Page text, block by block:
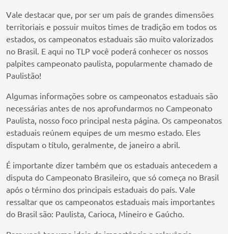
Vale destacar que, por ser um país de grandes dimensões
territoriais e possuir muitos times de tradição em todos os
estados, os campeonatos estaduais são muito valorizados
no Brasil. E aqui no TLP você poderá conhecer os nossos
palpites campeonato paulista, popularmente chamado de
Paulistão!
Algumas informações sobre os campeonatos estaduais são
necessárias antes de nos aprofundarmos no Campeonato
Paulista, nosso foco principal nesta página. Os campeonatos
estaduais reúnem equipes de um mesmo estado. Eles
disputam o título, geralmente, de janeiro a abril.
É importante dizer também que os estaduais antecedem a
disputa do Campeonato Brasileiro, que só começa no Brasil
após o término dos principais estaduais do país. Vale
ressaltar que os campeonatos estaduais mais importantes
do Brasil são: Paulista, Carioca, Mineiro e Gaúcho.